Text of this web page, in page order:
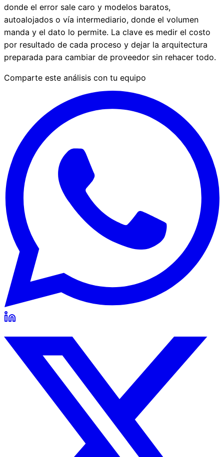
donde el error sale caro y modelos baratos,
autoalojados o vía intermediario, donde el volumen
manda y el dato lo permite. La clave es medir el costo
por resultado de cada proceso y dejar la arquitectura
preparada para cambiar de proveedor sin rehacer todo.
Comparte este análisis con tu equipo